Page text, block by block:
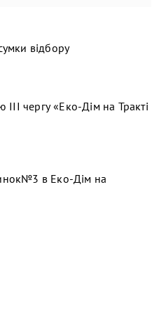
відбору
ІІІ чергу «Еко-Дім на Тракті
в Еко-Дім на